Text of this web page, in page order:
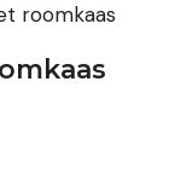
roomkaas